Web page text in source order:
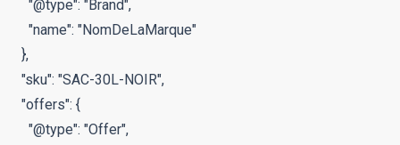
    "@type": "Brand",
    "name": "NomDeLaMarque"
  },
  "sku": "SAC-30L-NOIR",
  "offers": {
    "@type": "Offer",